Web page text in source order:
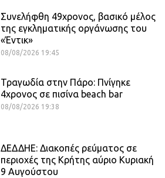
Συνελήφθη 49χρονος, βασικό μέλος
της εγκληματικής οργάνωσης του
«Έντικ»
08/08/2026 19:45
Τραγωδία στην Πάρο: Πνίγηκε
4χρονος σε πισίνα beach bar
08/08/2026 19:38
ΔΕΔΔΗΕ: Διακοπές ρεύματος σε
περιοχές της Κρήτης αύριο Κυριακή
9 Αυγούστου